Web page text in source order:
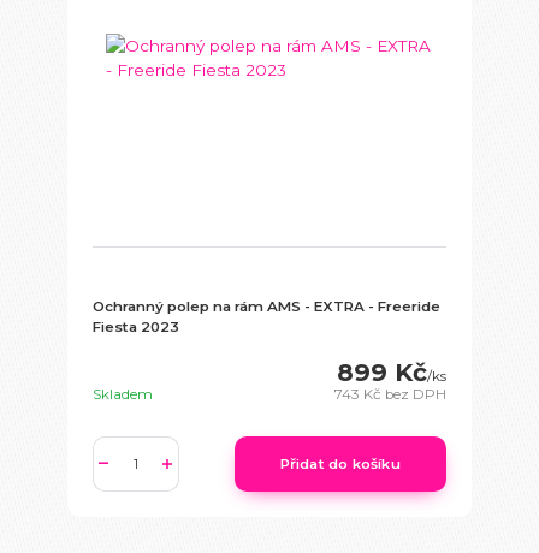
Ochranný polep na rám AMS - EXTRA - Freeride
Fiesta 2023
899 Kč/ks
743 Kč bez DPH
Skladem
Přidat do košíku